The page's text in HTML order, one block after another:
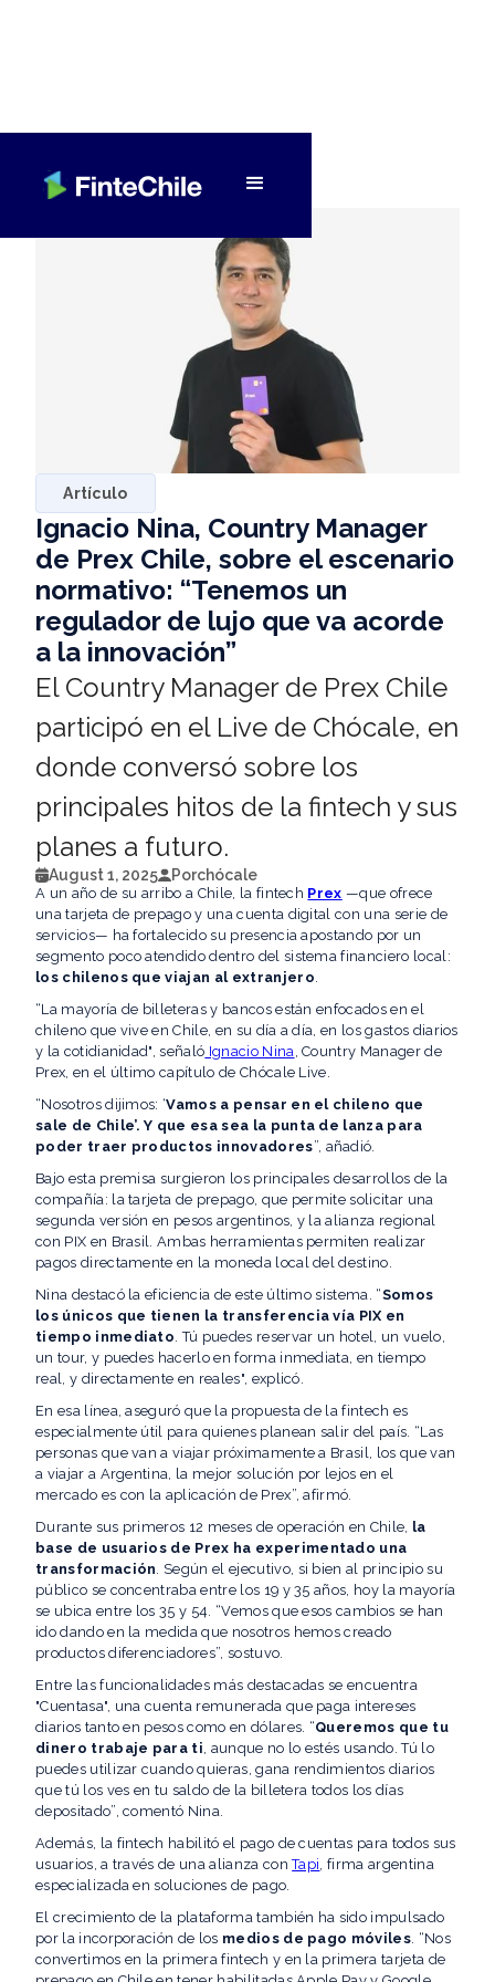
Artículo
Ignacio Nina, Country Manager
de Prex Chile, sobre el escenario
normativo: “Tenemos un
regulador de lujo que va acorde
a la innovación”
El Country Manager de Prex Chile
participó en el Live de Chócale, en
donde conversó sobre los
principales hitos de la fintech y sus
planes a futuro.
August 1, 2025 Porchócale
A un año de su arribo a Chile, la fintech Prex —que ofrece
una tarjeta de prepago y una cuenta digital con una serie de
servicios— ha fortalecido su presencia apostando por un
segmento poco atendido dentro del sistema financiero local:
los chilenos que viajan al extranjero.
“La mayoría de billeteras y bancos están enfocados en el
chileno que vive en Chile, en su día a día, en los gastos diarios
y la cotidianidad", señaló Ignacio Nina, Country Manager de
Prex, en el último capítulo de Chócale Live.
“Nosotros dijimos: ‘Vamos a pensar en el chileno que
sale de Chile’. Y que esa sea la punta de lanza para
poder traer productos innovadores”, añadió.
Bajo esta premisa surgieron los principales desarrollos de la
compañía: la tarjeta de prepago, que permite solicitar una
segunda versión en pesos argentinos, y la alianza regional
con PIX en Brasil. Ambas herramientas permiten realizar
pagos directamente en la moneda local del destino.
Nina destacó la eficiencia de este último sistema. “Somos
los únicos que tienen la transferencia vía PIX en
tiempo inmediato. Tú puedes reservar un hotel, un vuelo,
un tour, y puedes hacerlo en forma inmediata, en tiempo
real, y directamente en reales", explicó.
En esa línea, aseguró que la propuesta de la fintech es
especialmente útil para quienes planean salir del país. “Las
personas que van a viajar próximamente a Brasil, los que van
a viajar a Argentina, la mejor solución por lejos en el
mercado es con la aplicación de Prex”, afirmó.
Durante sus primeros 12 meses de operación en Chile, la
base de usuarios de Prex ha experimentado una
transformación. Según el ejecutivo, si bien al principio su
público se concentraba entre los 19 y 35 años, hoy la mayoría
se ubica entre los 35 y 54. “Vemos que esos cambios se han
ido dando en la medida que nosotros hemos creado
productos diferenciadores”, sostuvo.
Entre las funcionalidades más destacadas se encuentra
"Cuentasa", una cuenta remunerada que paga intereses
diarios tanto en pesos como en dólares. “Queremos que tu
dinero trabaje para ti, aunque no lo estés usando. Tú lo
puedes utilizar cuando quieras, gana rendimientos diarios
que tú los ves en tu saldo de la billetera todos los días
depositado”, comentó Nina.
Además, la fintech habilitó el pago de cuentas para todos sus
usuarios, a través de una alianza conTapi, firma argentina
especializada en soluciones de pago.
El crecimiento de la plataforma también ha sido impulsado
por la incorporación de los medios de pago móviles. “Nos
convertimos en la primera fintech y en la primera tarjeta de